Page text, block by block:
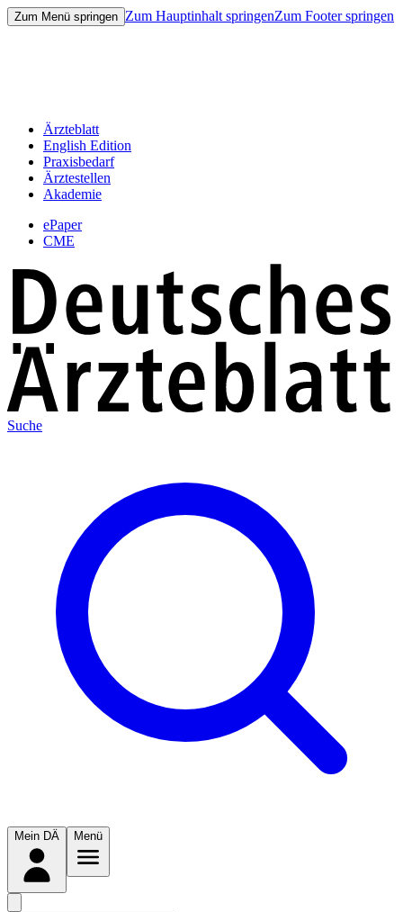
Zum Menü springen Zum Hauptinhalt springenZum Footer springen
Ärzteblatt
English Edition
Praxisbedarf
Ärztestellen
Akademie
ePaper
CME
Suche
Mein DÄ Menü